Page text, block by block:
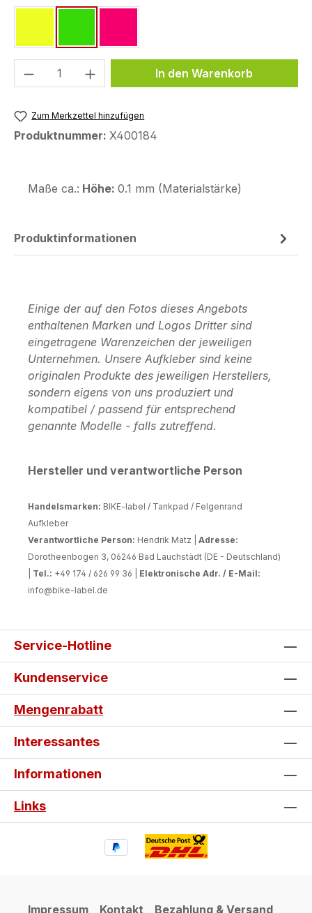
Produkt Anzahl: Gib denIn den Warenkorb
Zum Merkzettel hinzufügen
Produktnummer: X400184
Maße ca.: Höhe: 0.1 mm (Materialstärke)
Produktinformationen
Einige der auf den Fotos dieses Angebots
enthaltenen Marken und Logos Dritter sind
eingetragene Warenzeichen der jeweiligen
Unternehmen. Unsere Aufkleber sind keine
originalen Produkte des jeweiligen Herstellers,
sondern eigens von uns produziert und
kompatibel / passend für entsprechend
genannte Modelle - falls zutreffend.
Hersteller und verantwortliche Person
Handelsmarken: BIKE-label / Tankpad / Felgenrand
Aufkleber
Verantwortliche Person: Hendrik Matz | Adresse:
Dorotheenbogen 3, 06246 Bad Lauchstädt (DE - Deutschland)
Tel.: +49 174 / 626 99 36 | Elektronische Adr. / E-Mail:
info@bike-label.de
Service-Hotline
Kundenservice
Mengenrabatt
Interessantes
Informationen
Links
Impressum Kontakt Bezahlung & Versand